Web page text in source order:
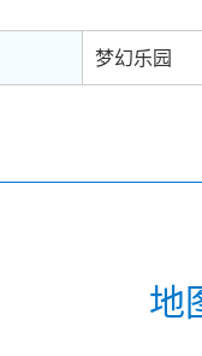
梦幻乐园
地